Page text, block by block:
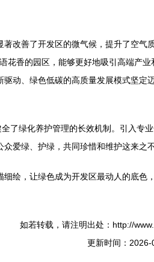
改善了开发区的微气候，提升了空
花香的园区，能够更好地吸引高端
动、绿色低碳的高质量发展模式坚定迈
了绿化养护管理的长效机制。引入
爱绿、护绿，共同珍惜和维护这来之
绘，让绿色成为开发区最动人的底
如若转载，请注明出处：http://
更新时间：